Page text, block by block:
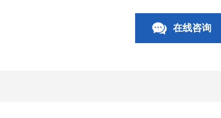
在线咨询